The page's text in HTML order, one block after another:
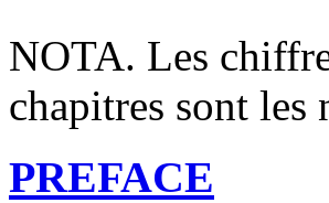
NOTA. Les
chapitres sont les
PREFACE